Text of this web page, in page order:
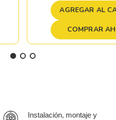
AGREGAR AL
COMPRAR
Instalación, montaje y